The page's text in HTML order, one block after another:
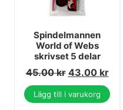
Spindelmannen
World of Webs
skrivset 5 delar
45.00kr 43.00 kr
Lägg till i varukorg